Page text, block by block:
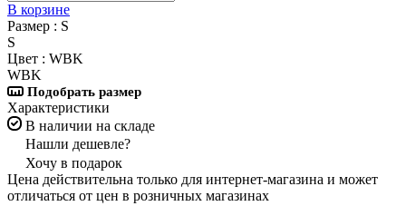
В корзине
Размер : S
S
Цвет : WBK
WBK
Подобрать размер
Характеристики
В наличии на складе
Нашли дешевле?
Хочу в подарок
Цена действительна только для интернет-магазина и может
отличаться от цен в розничных магазинах